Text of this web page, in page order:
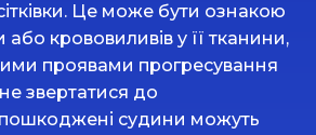
Це може бути ознакою
або крововиливів у її тканини,
проявами прогресування
звертатися до
судини можуть